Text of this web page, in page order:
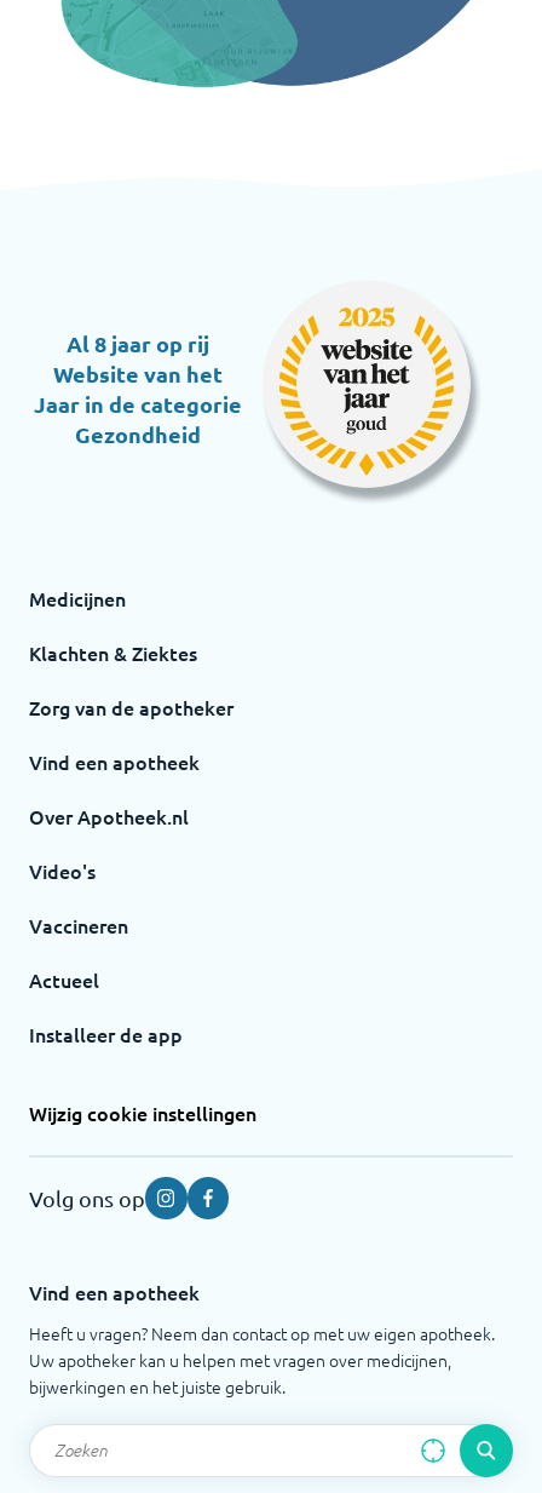
Al 8 jaar op rij
Website van het
Jaar in de categorie
Gezondheid
Medicijnen
Klachten & Ziektes
Zorg van de apotheker
Vind een apotheek
Over Apotheek.nl
Video's
Vaccineren
Actueel
Installeer de app
Wijzig cookie instellingen
Volg ons op InstagramFacebook
Vind een apotheek
Heeft u vragen? Neem dan contact op met uw eigen apotheek.
Uw apotheker kan u helpen met vragen over medicijnen,
bijwerkingen en het juiste gebruik.